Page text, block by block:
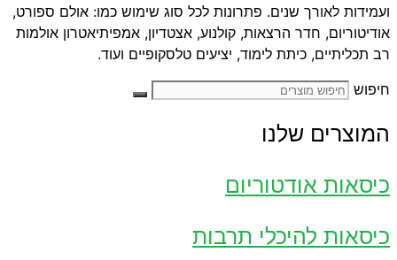
ועמידות לאורך שנים. פתרונות לכל סוג שימוש כמו: אולם ספורט,
אודיטוריום, חדר הרצאות, קולנוע, אצטדיון, אמפיתיאטרון אולמות
רב תכליתיים, כיתת לימוד, יציעים טלסקופיים ועוד.
חיפוש
המוצרים שלנו
כיסאות אודטוריום
כיסאות להיכלי תרבות